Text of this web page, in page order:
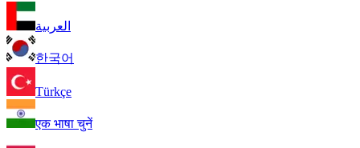
العربية
한국어
Türkçe
एक भाषा चुनें